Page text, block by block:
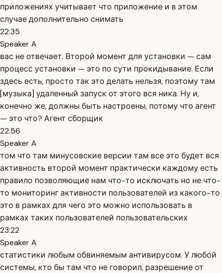
приложениях учитывает что приложение и в этом
случае дополнительно снимать
22:35
Speaker A
вас не отвечает. Второй момент для установки — сам
процесс установки — это по сути прокидывание. Если
здесь есть, просто так это делать нельзя, поэтому там
[музыка] удаленный запуск от этого вся ника. Ну и,
конечно же, должны быть настроены, потому что агент
— это что? Агент сборщик
22:56
Speaker A
том что там минусовские версии там все это будет вся
активность второй момент практически каждому есть
правило позволяющие нам что-то исключать но не что-
то мониторинг активности пользователей из какого-то
это в рамках для чего это можно использовать в
рамках таких пользователей пользовательских
23:22
Speaker A
статистики любым обвиняемым антивирусом. У любой
системы, кто бы там что не говорил, разрешение от